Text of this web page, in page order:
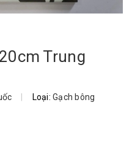
Trung
| Loại: Gạch bông